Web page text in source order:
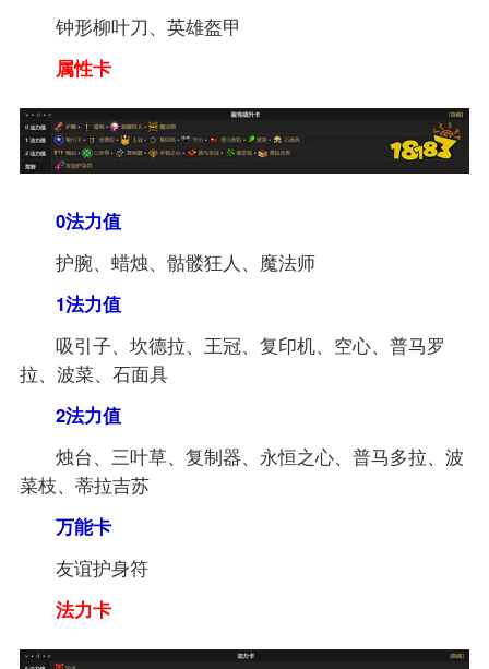
钟形柳叶刀、英雄盔甲
属性卡
0法力值
护腕、蜡烛、骷髅狂人、魔法师
1法力值
吸引子、坎德拉、王冠、复印机、空心、普马罗
拉、波菜、石面具
2法力值
烛台、三叶草、复制器、永恒之心、普马多拉、波
菜枝、蒂拉吉苏
万能卡
友谊护身符
法力卡